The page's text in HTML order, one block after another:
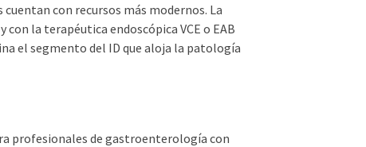
con recursos más modernos. La
la terapéutica endoscópica VCE o EAB
el segmento del ID que aloja la patología
profesionales de gastroenterología con